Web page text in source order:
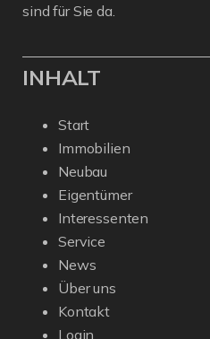
sind für Sie da.
INHALT
Start
Immobilien
Neubau
Eigentümer
Interessenten
Service
News
Über uns
Kontakt
Login